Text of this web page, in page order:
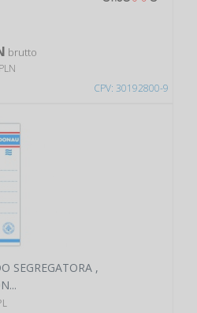
CPV: 30192800-9
brutto
SEGREGATORA ,